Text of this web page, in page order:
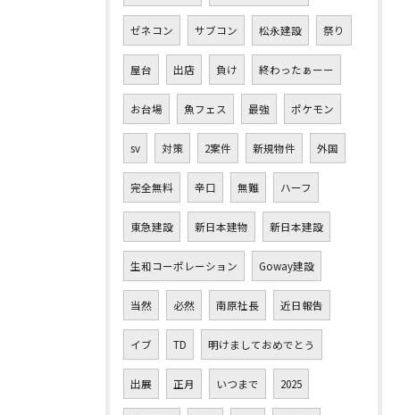
ゼネコン サブコン 松永建設 祭り
屋台 出店 負け 終わったぁーー
お台場 魚フェス 最強 ポケモン
sv 対策 2案件 新規物件 外国
完全無料 辛口 無難 ハーフ
東急建設 新日本建物 新日本建設
生和コーポレーション Goway建設
当然 必然 南原社長 近日報告
イブ TD 明けましておめでとう
出展 正月 いつまで 2025